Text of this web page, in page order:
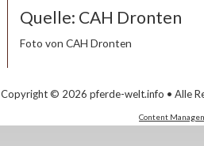
Quelle: CAH Dronten
Foto von CAH Dronten
Copyright © 2026 pferde-welt.info • Alle
Content